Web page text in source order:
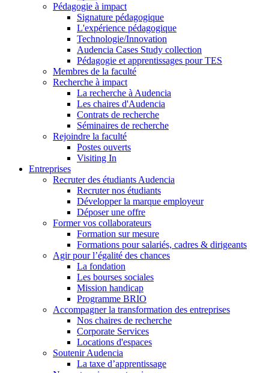
Pédagogie à impact
Signature pédagogique
L'expérience pédagogique
Technologie/Innovation
Audencia Cases Study collection
Pédagogie et apprentissages pour TES
Membres de la faculté
Recherche à impact
La recherche à Audencia
Les chaires d'Audencia
Contrats de recherche
Séminaires de recherche
Rejoindre la faculté
Postes ouverts
Visiting In
Entreprises
Recruter des étudiants Audencia
Recruter nos étudiants
Développer la marque employeur
Déposer une offre
Former vos collaborateurs
Formation sur mesure
Formations pour salariés, cadres & dirigeants
Agir pour l’égalité des chances
La fondation
Les bourses sociales
Mission handicap
Programme BRIO
Accompagner la transformation des entreprises
Nos chaires de recherche
Corporate Services
Locations d'espaces
Soutenir Audencia
La taxe d’apprentissage